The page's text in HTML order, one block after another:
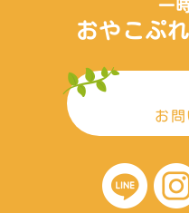
一
おやこぷ
お